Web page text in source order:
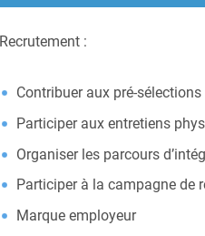
Recrutement :
Contribuer aux pré-
Participer aux entretiens
Organiser les parcours
Participer à la campagne de
Marque employeur